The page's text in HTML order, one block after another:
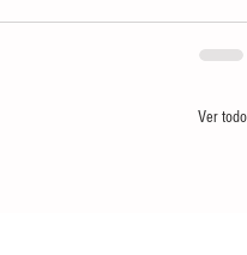
Ver todo